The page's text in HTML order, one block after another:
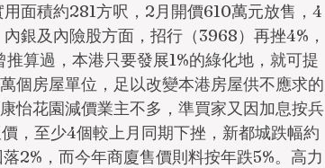
面積約281方呎，2月開價610萬元放售，4
銀及內險股方面，招行（3968）再挫4%，
算過，本港只要發展1%的綠化地，就可提
個房屋單位，足以改變本港房屋供不應求的
怡花園減價業主不多，準買家又因加息按兵
，至少4個較上月同期下挫，新都城跌幅約
2%，而今年商廈售價則料按年跌5%。高力